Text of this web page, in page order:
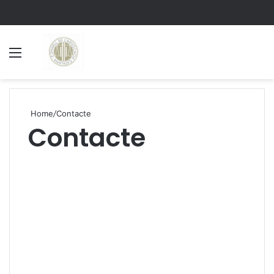
Home/Contacte
Contacte